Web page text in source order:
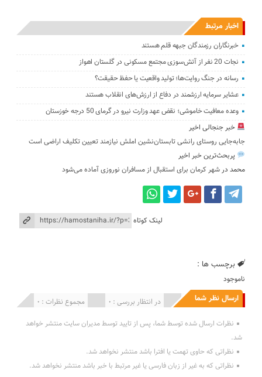
اخبار مرتبط
خبرنگاران رزمندگان جبهه قلم هستند
نجات 20 نفر از آتش‌سوزی مجتمع مسکونی در گلستان اهواز
رسانه در جنگ روایت‌ها؛ تولید واقعیت یا حفظ حقیقت؟
عشایر سرمایه ارزشمند در دفاع از ارزش‌های انقلاب هستند
وعده معافیت خاموشی؛ نقض عهد وزارت نیرو در گرمای 50 درجه خوزستان
خبر جنجالی اخیر
جابه‌جایی روستای رانشی تابستان‌نشین املش نیازمند تعیین تکلیف اراضی است
پربحث‌ترین خبر اخیر
محمد درشهر کرمان برای استقبال از مسافران نوروزی آماده می‌شود
لینک کوتاه
برچسب ها :
ناموجود
ارسال نظر شما مجموع نظرات : 0 در انتظار بررسی : 0 انتشار یافته : 0
نظرات ارسال شده توسط شما، پس از تایید توسط مدیران سایت منتشر خواهد
شد.
نظراتی که حاوی تهمت یا افترا باشد منتشر نخواهد شد.
نظراتی که به غیر از زبان فارسی یا غیر مرتبط با خبر باشد منتشر نخواهد شد.